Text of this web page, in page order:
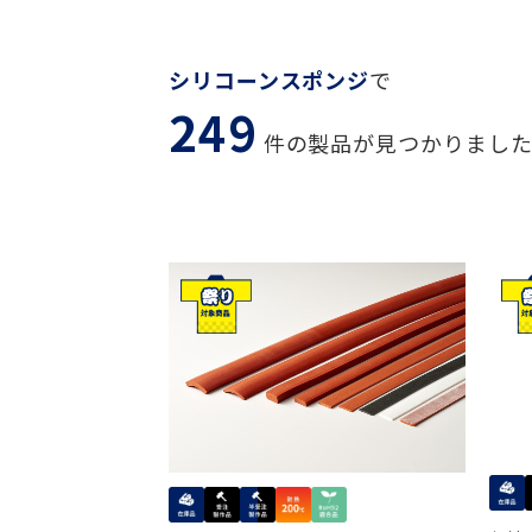
シリコーンスポンジで
249 件の製品が見つかりました